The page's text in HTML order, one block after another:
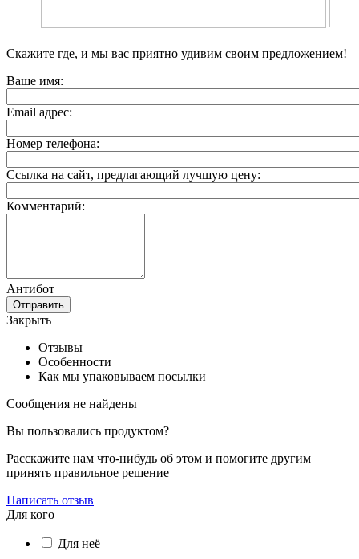
Скажите где, и мы вас приятно удивим своим предложением!
Ваше имя:
Email адрес:
Номер телефона:
Ссылка на сайт, предлагающий лучшую цену:
Комментарий:
Антибот
Отправить
Закрыть
Отзывы
Особенности
Как мы упаковываем посылки
Сообщения не найдены
Вы пользовались продуктом?
Расскажите нам что-нибудь об этом и помогите другим
принять правильное решение
Написать отзыв
Для кого
Для неё